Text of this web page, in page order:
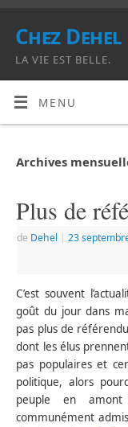
Chez Dehel
LA VIE EST BELLE.
MENU
Archives
Plus de
de Dehel | 23
C’est souvent
goût du jour dans
pas plus de
dont les élus
pas populaires et
politique, alors
peuple en amont
communément